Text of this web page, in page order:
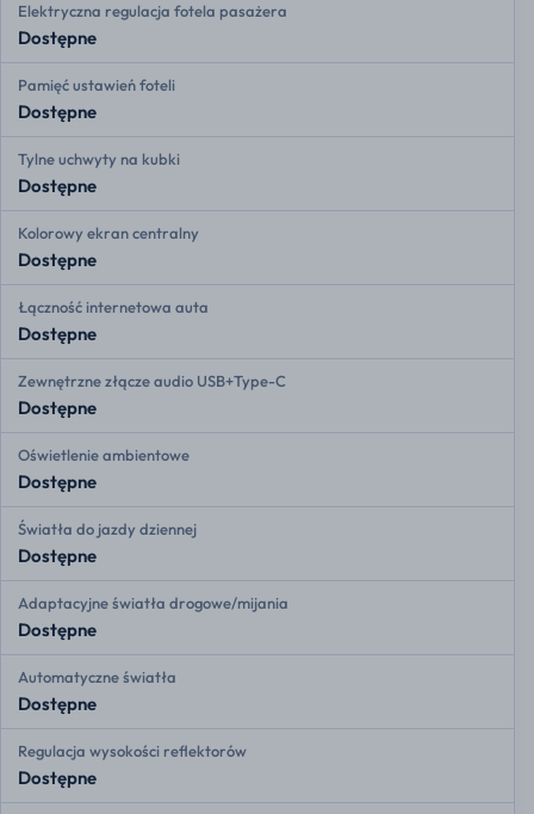
Elektryczna regulacja fotela pasażera
Dostępne
Pamięć ustawień foteli
Dostępne
Tylne uchwyty na kubki
Dostępne
Kolorowy ekran centralny
Dostępne
Łączność internetowa auta
Dostępne
Zewnętrzne złącze audio USB+Type-C
Dostępne
Oświetlenie ambientowe
Dostępne
Światła do jazdy dziennej
Dostępne
Adaptacyjne światła drogowe/mijania
Dostępne
Automatyczne światła
Dostępne
Regulacja wysokości reflektorów
Dostępne